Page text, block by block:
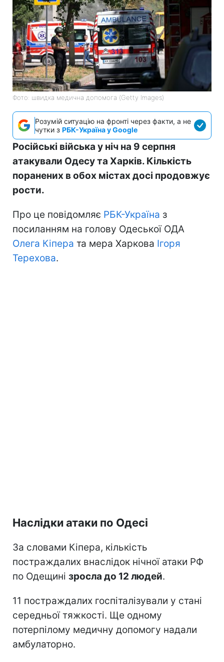
Фото: швидка медична допомога (Getty Images)
Розумій ситуацію на фронті через факти, а не
чутки з РБК-Україна у Google
Російські війська у ніч на 9 серпня
атакували Одесу та Харків. Кількість
поранених в обох містах досі продовжує
рости.
Про це повідомляє РБК-Україна з
посиланням на голову Одеської ОДА
Олега Кіпера та мера Харкова Ігоря
Терехова.
Наслідки атаки по Одесі
За словами Кіпера, кількість
постраждалих внаслідок нічної атаки РФ
по Одещині зросла до 12 людей.
11 постраждалих госпіталізували у стані
середньої тяжкості. Ще одному
потерпілому медичну допомогу надали
амбулаторно.